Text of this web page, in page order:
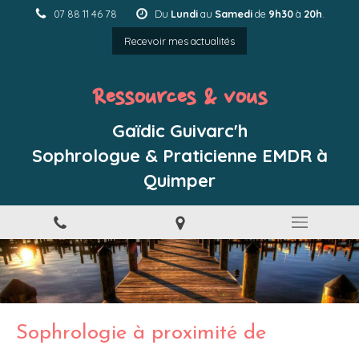
07 88 11 46 78 Du Lundiau Samedide 9h30à 20h
Recevoir mes actualités
Ressources & vous
Gaïdic Guivarc'h
Sophrologue & Praticienne EMDR à
Quimper
Sophrologie à proximité de